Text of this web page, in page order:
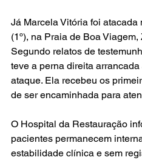
Já Marcela Vitória foi
(1º), na Praia de Boa
Segundo relatos de
teve a perna direita
ataque. Ela recebeu os
de ser encaminhada para
O Hospital da Restauração
pacientes permanecem
estabilidade clínica e sem